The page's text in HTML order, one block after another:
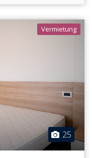
Vermietung
25